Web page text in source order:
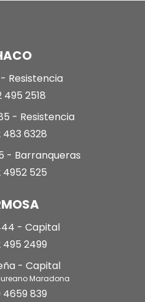
Resistencia
2518
- Resistencia
6328
- Barranqueras
525
- Capital
2499
- Capital
Maradona
839